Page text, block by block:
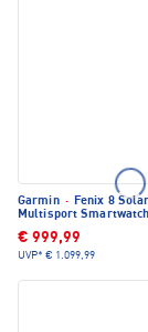
Garmin · Fenix 8
Multisport
€ 999,99
UVP* € 1.099,99